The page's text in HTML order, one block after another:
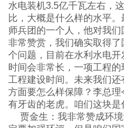
交
流
国
际
水电装机3.5亿千瓦左右，
比，大概是什么样的水平
师兵团的一个人，他对我
非常赞赏，我们确实取得
个问题，目前在水利水电
时间会非常长，一项工程
工程建设时间。未来我们
方面要怎么样保障？李总
有牙齿的老虎。咱们这块是
贾金生：我非常赞成环